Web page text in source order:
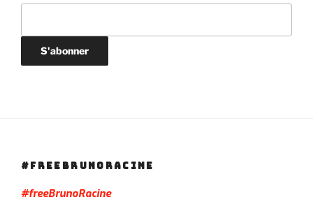
#FREEBRUNORACINE
#freeBrunoRacine